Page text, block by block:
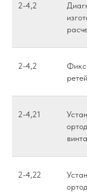
2-4,2
2-4,2
2-4,21
винта
2-4,22